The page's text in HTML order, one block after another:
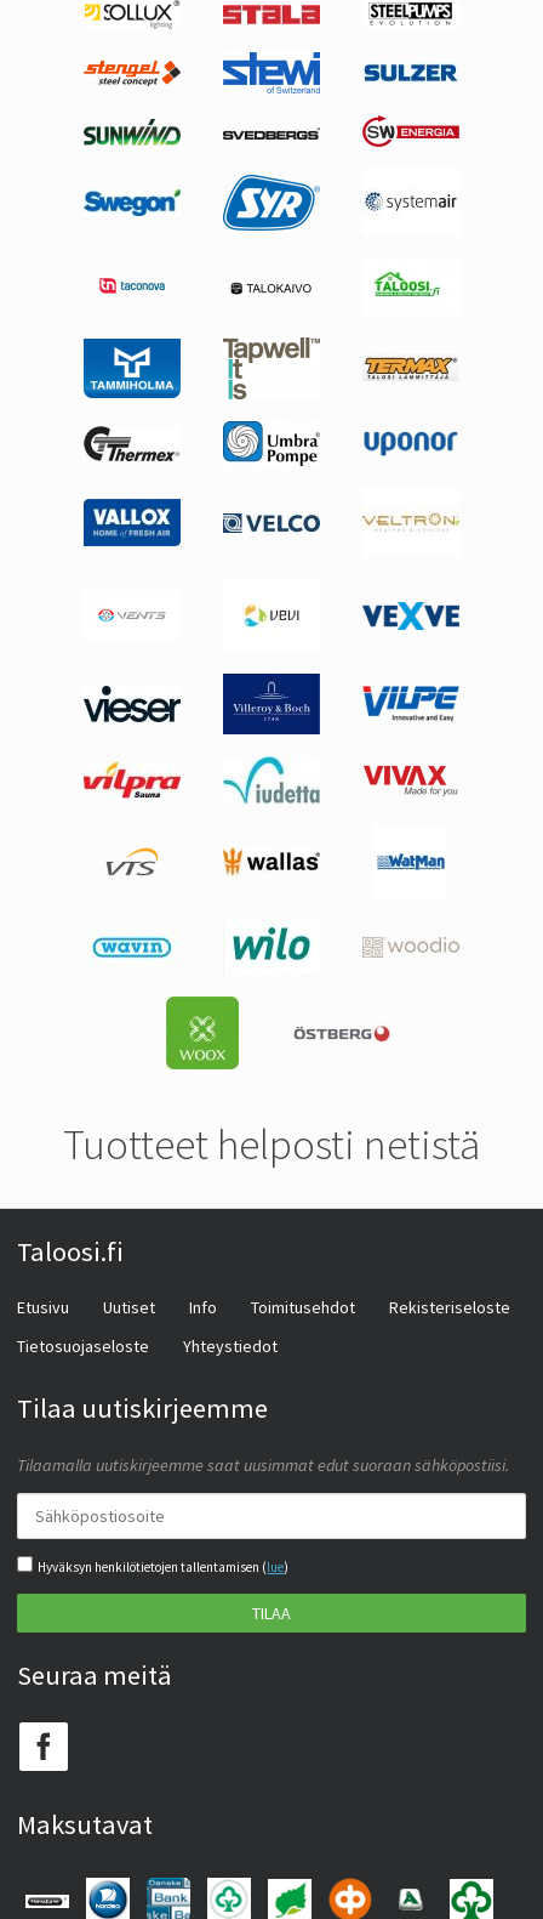
Tuotteet helposti netistä
Taloosi.fi
Etusivu Uutiset Info Toimitusehdot
Rekisteriseloste
Tietosuojaseloste
Yhteystiedot
Tilaa uutiskirjeemme
Tilaamalla uutiskirjeemme saat uusimmat edut suoraan sähköpostiisi.
Hyväksyn henkilötietojen tallentamisen (lue)
TILAA
Seuraa meitä
Maksutavat